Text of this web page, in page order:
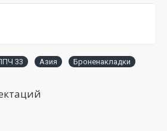
33 Азия Броненакладки